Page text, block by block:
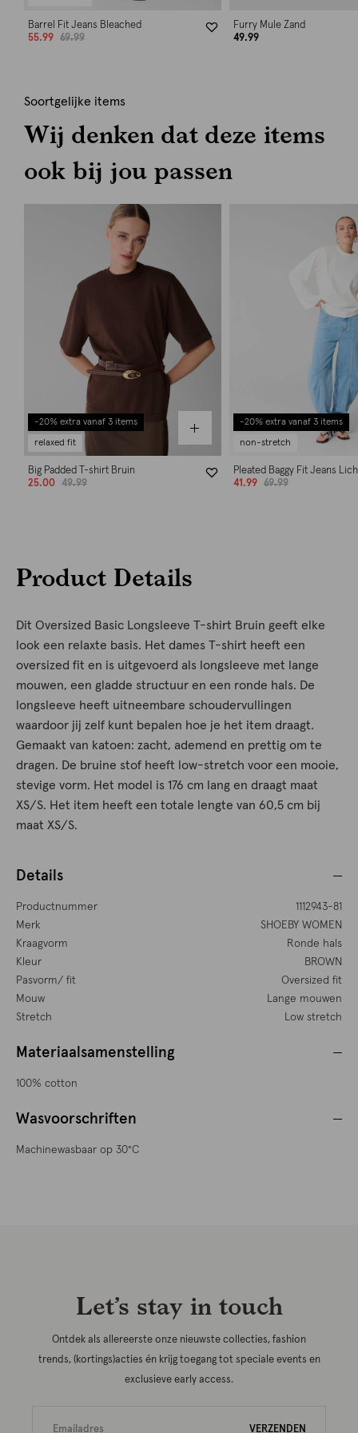
Barrel Fit Jeans Bleached
55.99
69.99
Furry Mule Zand
49.99
Soortgelijke items
Wij denken dat deze items
ook bij jou passen
-20% extra vanaf 3 items
relaxed fit
Big Padded T-shirt Bruin
25.00
49.99
-20% extra vanaf 3 items
non-stretch
Pleated Baggy Fit Jeans
41.99
69.99
Product Details
Dit Oversized Basic Longsleeve T-shirt Bruin geeft elke
look een relaxte basis. Het dames T-shirt heeft een
oversized fit en is uitgevoerd als longsleeve met lange
mouwen, een gladde structuur en een ronde hals. De
longsleeve heeft uitneembare schoudervullingen
waardoor jij zelf kunt bepalen hoe je het item draagt.
Gemaakt van katoen: zacht, ademend en prettig om te
dragen. De bruine stof heeft low-stretch voor een mooie,
stevige vorm. Het model is 176 cm lang en draagt maat
XS/S. Het item heeft een totale lengte van 60,5 cm bij
maat XS/S.
Details
Productnummer
1112943-81
Merk
SHOEBY WOMEN
Kraagvorm
Ronde hals
Kleur
BROWN
Pasvorm/ fit
Oversized fit
Mouw
Lange mouwen
Stretch
Low stretch
Materiaalsamenstelling
100% cotton
Wasvoorschriften
Machinewasbaar op 30°C
Let’s stay in touch
Ontdek als allereerste onze nieuwste collecties, fashion
trends, (kortings)acties én krijg toegang tot speciale events en
exclusieve early access.
VERZENDEN